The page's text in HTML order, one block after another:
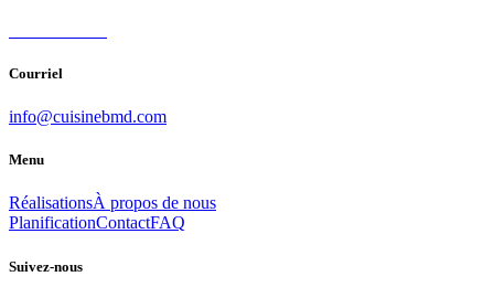
Courriel
info@cuisinebmd.com
Menu
RéalisationsÀ propos de nous
PlanificationContactFAQ
Suivez-nous